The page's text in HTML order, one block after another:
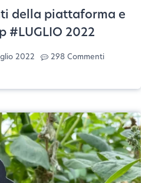
della piattaforma e
#LUGLIO 2022
2022 298 Commenti